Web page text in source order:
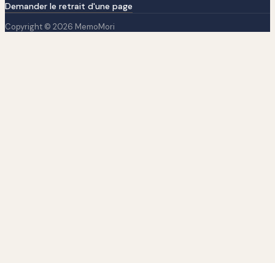
Demander le retrait d'une page
Copyright © 2026 MemoMori